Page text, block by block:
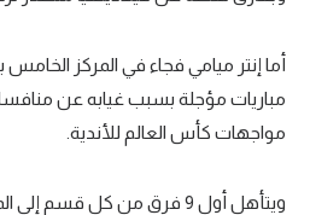
مباريات مؤجلة بسبب غيابه عن
مواجهات كأس العالم للأندية.
ويتأهل أول 9 فرق من كل قسم